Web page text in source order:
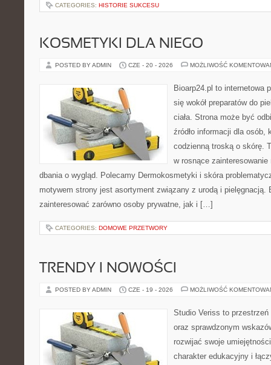
CATEGORIES: HISTORIE SUKCESU
KOSMETYKI DLA NIEGO
POSTED BY ADMIN CZE - 20 - 2026 MOŻLIWOŚĆ
Bioarp24.pl to internetowa
się wokół preparatów do
ciała. Strona może być
źródło informacji dla osób,
codzienną troską o skórę.
w rosnące
dbania o wygląd. Polecamy Dermokosmetyki i skóra
motywem strony jest asortyment związany z urodą i pielęgnacją.
zainteresować zarówno osoby prywatne, jak i […]
CATEGORIES: DOMOWE PRZETWORY
TRENDY I NOWOŚCI
POSTED BY ADMIN CZE - 19 - 2026 MOŻLIWOŚĆ
Studio Veriss to
oraz sprawdzonym
rozwijać swoje
charakter edukacyjny i